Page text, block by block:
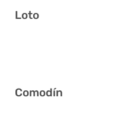
Loto
Comodín